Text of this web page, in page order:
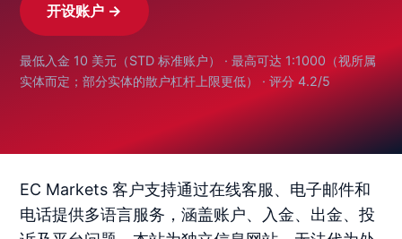
开设账户 →
最低入金 10 美元（STD 标准账户） · 最高可达 1:1000（视所属
实体而定；部分实体的散户杠杆上限更低） · 评分 4.2/5
EC Markets 客户支持通过在线客服、电子邮件和
电话提供多语言服务，涵盖账户、入金、出金、投